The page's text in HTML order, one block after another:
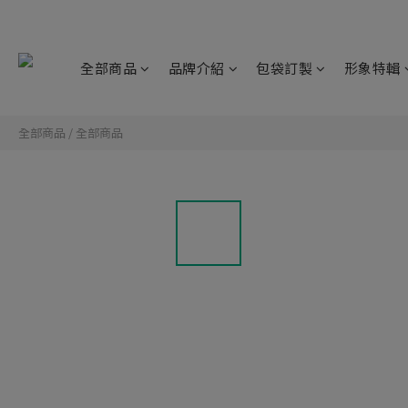
全部商品 品牌介紹 包袋訂製 形象特輯
全部商品 / 全部商品